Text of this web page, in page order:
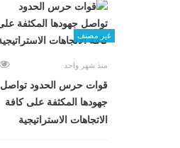
غير مصنف
منذ شهر واحد
قوات حرس الحدود تواصل
جهودها المكثفة على كافة
الاتجاهات الاستراتيجية